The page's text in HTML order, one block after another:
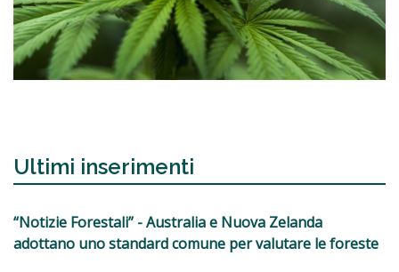
Ultimi inserimenti
“Notizie Forestali” - Australia e Nuova Zelanda
adottano uno standard comune per valutare le foreste